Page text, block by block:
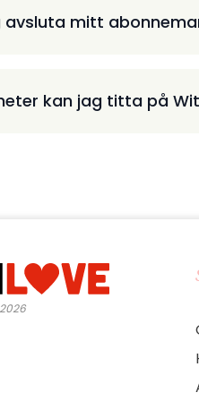
avsluta mitt
kan jag titta på
2026